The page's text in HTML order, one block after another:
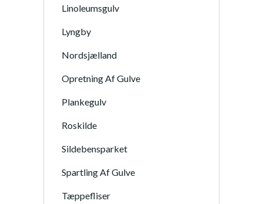
Linoleumsgulv
Lyngby
Nordsjælland
Opretning Af Gulve
Plankegulv
Roskilde
Sildebensparket
Spartling Af Gulve
Tæppefliser